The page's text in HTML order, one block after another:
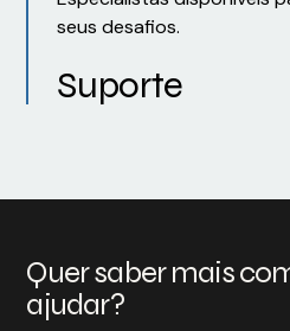
seus desafios.
Suporte
Quer saber mais
ajudar?